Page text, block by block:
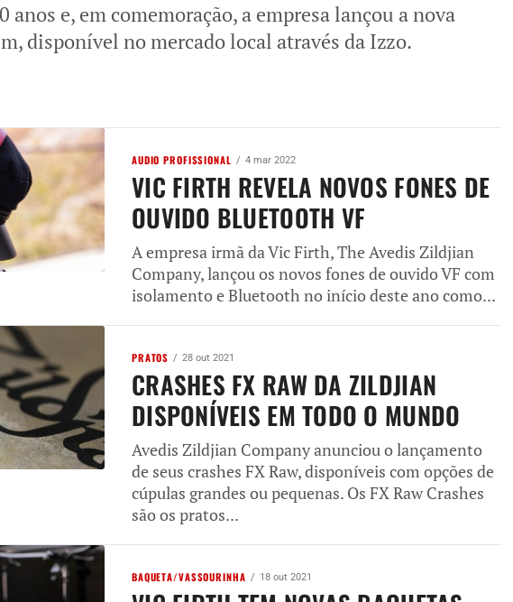
anos e, em comemoração, a empresa lançou a nova
disponível no mercado local através da Izzo.
AUDIO PROFISSIONAL 4 mar 2022
VIC FIRTH REVELA NOVOS FONES DE
OUVIDO BLUETOOTH VF
A empresa irmã da Vic Firth, The Avedis Zildjian
Company, lançou os novos fones de ouvido VF com
isolamento e Bluetooth no início deste ano como...
PRATOS 28 out 2021
CRASHES FX RAW DA ZILDJIAN
DISPONÍVEIS EM TODO O MUNDO
Avedis Zildjian Company anunciou o lançamento
de seus crashes FX Raw, disponíveis com opções de
cúpulas grandes ou pequenas. Os FX Raw Crashes
são os pratos...
BAQUETA/VASSOURINHA 18 out 2021